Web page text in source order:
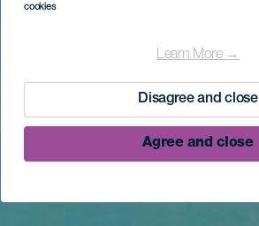
cookies
Learn More →
Disagree and close
Agree and close